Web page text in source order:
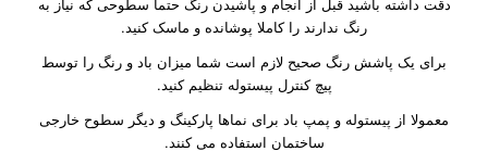
رنگ ندارند را کاملا پوشانده و ماسک کنید.
برای یک پاشش رنگ صحیح لازم است شما میزان باد و رنگ را توسط
پیچ کنترل پیستوله تنظیم کنید.
معمولا از پیستوله و پمپ باد برای نماها پارکینگ و دیگر سطوح خارجی
ساختمان استفاده می کنند.